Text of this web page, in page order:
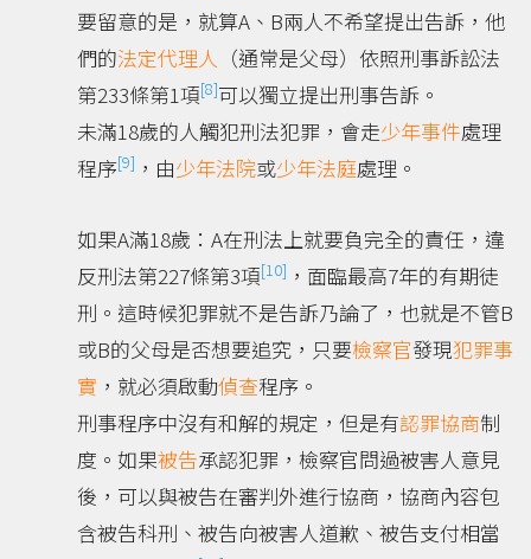
要留意的是，就算A、B兩人不希望提出告訴，他
們的法定代理人 （通常是父母）依照刑事訴訟法
第233條第1項[8]可以獨立提出刑事告訴。
未滿18歲的人觸犯刑法犯罪，會走少年事件處理
程序[9] ，由少年法院或少年法庭處理。
如果A滿18歲：A在刑法上就要負完全的責任，違
反刑法第227條第3項[10] ，面臨最高7年的有期徒
刑。這時候犯罪就不是告訴乃論了，也就是不管B
或B的父母是否想要追究，只要檢察官發現犯罪事
實 ，就必須啟動偵查程序。
刑事程序中沒有和解的規定，但是有認罪協商制
度。如果被告承認犯罪，檢察官問過被害人意見
後，可以與被告在審判外進行協商，協商內容包
含被告科刑、被告向被害人道歉、被告支付相當